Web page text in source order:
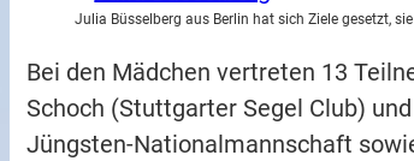
Julia Büsselberg aus Berlin hat sich Ziele gesetzt,
Bei den Mädchen vertreten 13
Schoch (Stuttgarter Segel Club)
Jüngsten-Nationalmannschaft